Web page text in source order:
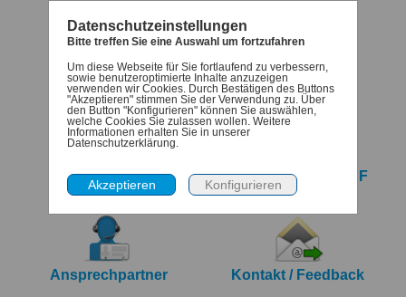
Termine Denk-dran
iCalendar Export Jahreskalender PDF
Ansprechpartner Kontakt / Feedback
Datenschutzeinstellungen
Bitte treffen Sie eine Auswahl um fortzufahren
Um diese Webseite für Sie fortlaufend zu verbessern,
sowie benutzeroptimierte Inhalte anzuzeigen
verwenden wir Cookies. Durch Bestätigen des Buttons
"Akzeptieren" stimmen Sie der Verwendung zu. Über
den Button "Konfigurieren" können Sie auswählen,
welche Cookies Sie zulassen wollen. Weitere
Informationen erhalten Sie in unserer
Datenschutzerklärung.